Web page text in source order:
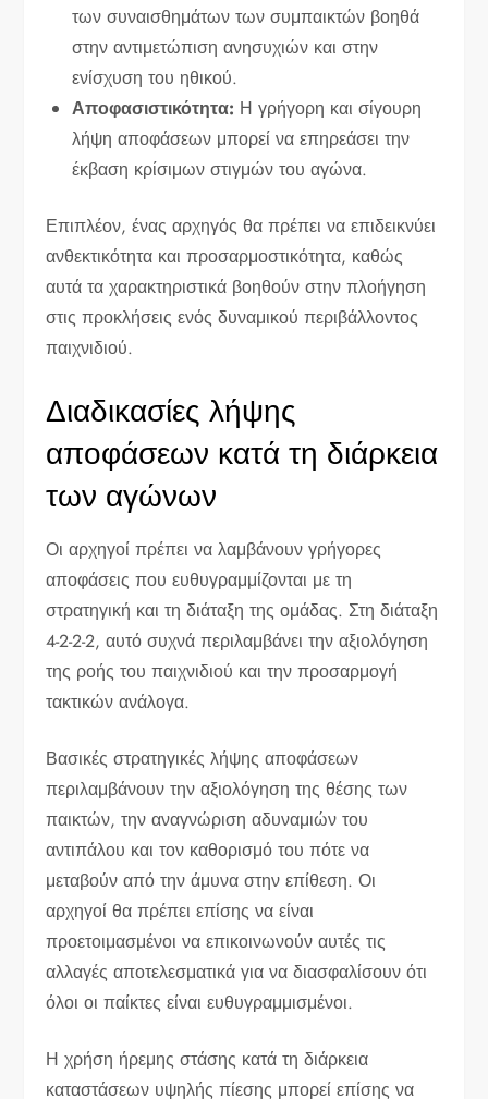
των συναισθημάτων των συμπαικτών βοηθά
στην αντιμετώπιση ανησυχιών και στην
ενίσχυση του ηθικού.
Αποφασιστικότητα: Η γρήγορη και σίγουρη
λήψη αποφάσεων μπορεί να επηρεάσει την
έκβαση κρίσιμων στιγμών του αγώνα.
Επιπλέον, ένας αρχηγός θα πρέπει να επιδεικνύει
ανθεκτικότητα και προσαρμοστικότητα, καθώς
αυτά τα χαρακτηριστικά βοηθούν στην πλοήγηση
στις προκλήσεις ενός δυναμικού περιβάλλοντος
παιχνιδιού.
Διαδικασίες λήψης
αποφάσεων κατά τη διάρκεια
των αγώνων
Οι αρχηγοί πρέπει να λαμβάνουν γρήγορες
αποφάσεις που ευθυγραμμίζονται με τη
στρατηγική και τη διάταξη της ομάδας. Στη διάταξη
4-2-2-2, αυτό συχνά περιλαμβάνει την αξιολόγηση
της ροής του παιχνιδιού και την προσαρμογή
τακτικών ανάλογα.
Βασικές στρατηγικές λήψης αποφάσεων
περιλαμβάνουν την αξιολόγηση της θέσης των
παικτών, την αναγνώριση αδυναμιών του
αντιπάλου και τον καθορισμό του πότε να
μεταβούν από την άμυνα στην επίθεση. Οι
αρχηγοί θα πρέπει επίσης να είναι
προετοιμασμένοι να επικοινωνούν αυτές τις
αλλαγές αποτελεσματικά για να διασφαλίσουν ότι
όλοι οι παίκτες είναι ευθυγραμμισμένοι.
Η χρήση ήρεμης στάσης κατά τη διάρκεια
καταστάσεων υψηλής πίεσης μπορεί επίσης να